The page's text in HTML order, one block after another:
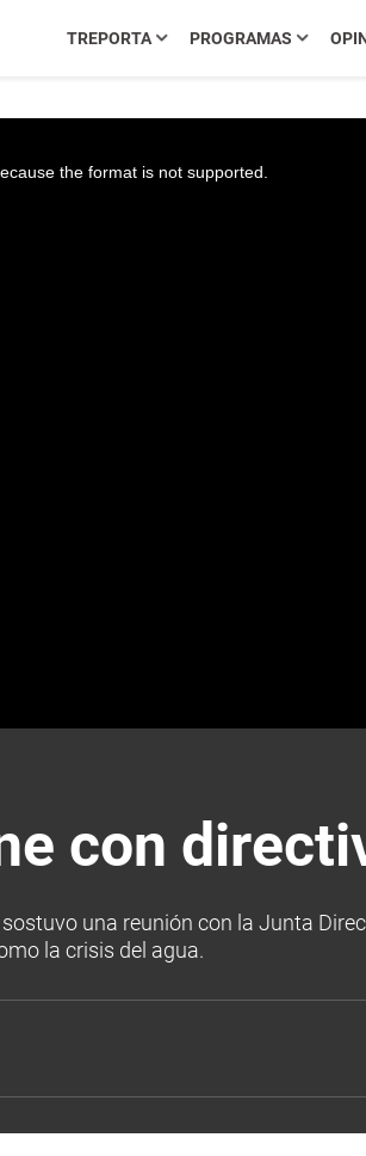
TREPORTA PROGRAMAS
the format is not supported.
con
una reunión con la Junta
la crisis del agua.